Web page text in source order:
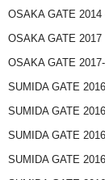
OSAKA GATE
OSAKA GATE 2017
OSAKA GATE
SUMIDA GATE 2016
SUMIDA GATE
SUMIDA GATE
SUMIDA GATE